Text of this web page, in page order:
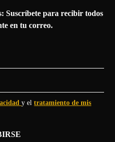
Suscríbete para recibir todos
en tu correo.
y eltratamiento de mis